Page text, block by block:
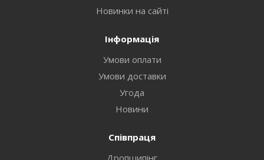
Новинки на сайті
Інформація
Умови оплати
Умови доставки
Угода
Новини
Співпраця
Дропшипінг